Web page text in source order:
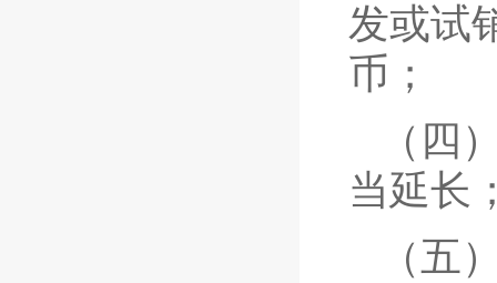
发或试
币；
（四
当延长
（五